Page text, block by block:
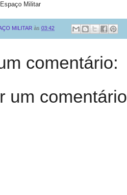
Militar
MILITAR às 03:42
comentário:
um comentário